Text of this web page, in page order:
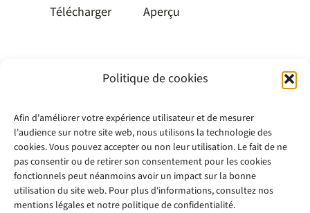
Politique de cookies
Afin d'améliorer votre expérience utilisateur et de mesurer
l'audience sur notre site web, nous utilisons la technologie des
cookies. Vous pouvez accepter ou non leur utilisation. Le fait de ne
pas consentir ou de retirer son consentement pour les cookies
fonctionnels peut néanmoins avoir un impact sur la bonne
utilisation du site web. Pour plus d'informations, consultez nos
mentions légales et notre politique de confidentialité.
Télécharger
Aperçu
Copyright 2012 - 2024 |Avada Website BuilderbyAvada| All Rights
Reserved | Powered byWordPress